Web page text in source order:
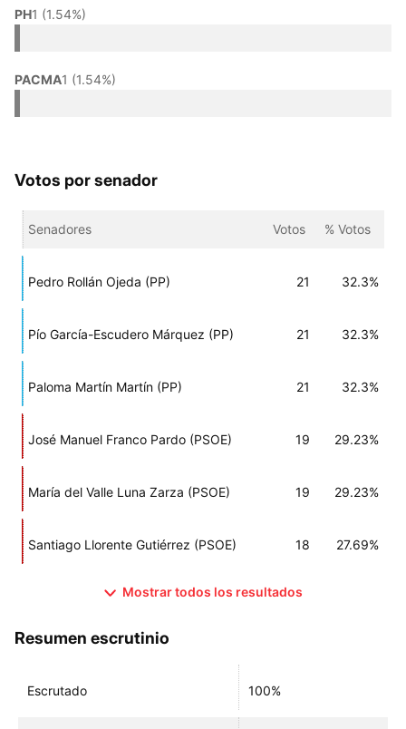
PH1 (1.54%)
PACMA1 (1.54%)
Votos por senador
Senadores Votos % Votos
Pedro Rollán Ojeda (PP) 21 32.3%
Pío García-Escudero Márquez (PP) 21 32.3%
Paloma Martín Martín (PP) 21 32.3%
José Manuel Franco Pardo (PSOE) 19 29.23%
María del Valle Luna Zarza (PSOE) 19 29.23%
Santiago Llorente Gutiérrez (PSOE) 18 27.69%
Mostrar todos los resultados
Resumen escrutinio
Escrutado 100%